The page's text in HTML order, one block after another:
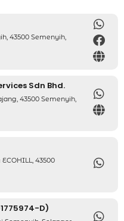
43500 Semenyih,
Sdn Bhd.
43500 Semenyih,
43500
D)